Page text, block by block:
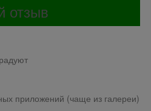
отзыв
приложений (чаще из галереи)